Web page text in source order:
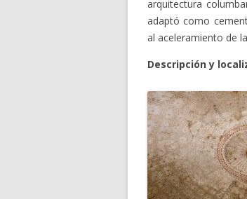
arquitectura
adaptó como
al aceleramiento de
Descripción y